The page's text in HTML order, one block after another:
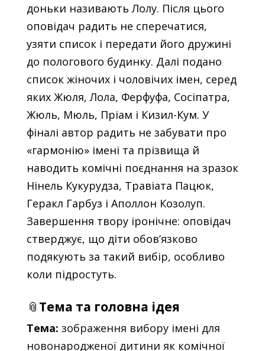
доньки називають Лолу. Після цього
оповідач радить не сперечатися,
узяти список і передати його дружині
до пологового будинку. Далі подано
список жіночих і чоловічих імен, серед
яких Жюля, Лола, Ферфуфа, Сосіпатра,
Жюль, Мюль, Пріам і Кизил-Кум. У
фіналі автор радить не забувати про
«гармонію» імені та прізвища й
наводить комічні поєднання на зразок
Нінель Кукурудза, Травіата Пацюк,
Геракл Гарбуз і Аполлон Козолуп.
Завершення твору іронічне: оповідач
стверджує, що діти обов’язково
подякують за такий вибір, особливо
коли підростуть.
📎 Тема та головна ідея
Тема: зображення вибору імені для
новонародженої дитини як комічної